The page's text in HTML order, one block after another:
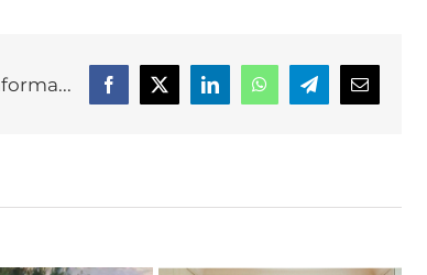
Facebook
X LinkedInWhatsAppTelegramCorreo
electrónico